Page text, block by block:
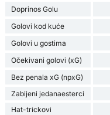
Doprinos Golu
Golovi kod kuće
Golovi u gostima
Očekivani golovi (xG)
Bez penala xG (npxG)
Zabijeni jedanaesterci
Hat-trickovi